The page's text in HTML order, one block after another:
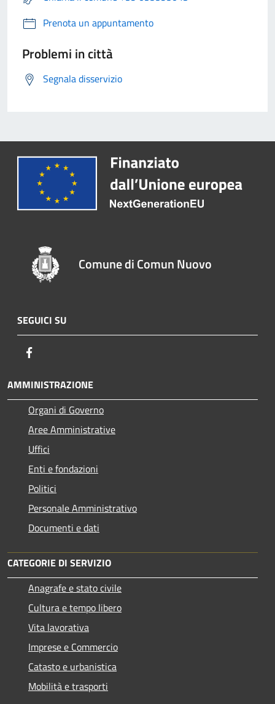
Prenota un appuntamento
Problemi in città
Segnala disservizio
Comune di Comun Nuovo
SEGUICI SU
AMMINISTRAZIONE
Organi di Governo
Aree Amministrative
Uffici
Enti e fondazioni
Politici
Personale Amministrativo
Documenti e dati
CATEGORIE DI SERVIZIO
Anagrafe e stato civile
Cultura e tempo libero
Vita lavorativa
Imprese e Commercio
Catasto e urbanistica
Mobilità e trasporti